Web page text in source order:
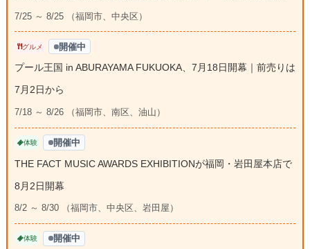
7/25 ～ 8/25 （福岡市、中央区）
グルメ 開催中
プール王国 in ABURAYAMA FUKUOKA、7月18日開幕｜前売りは
7月2日から
7/18 ～ 8/26 （福岡市、南区、油山）
体験 開催中
THE FACT MUSIC AWARDS EXHIBITIONが福岡・岩田屋本店で
8月2日開幕
8/2 ～ 8/30 （福岡市、中央区、岩田屋）
体験 開催中